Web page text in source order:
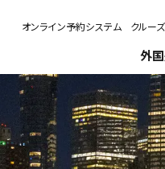
外
オンライン予約システム クルー